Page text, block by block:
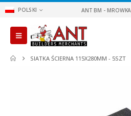
POLSKI ANT BM -
SIATKA ŚCIERNA 115X280MM - 5SZT